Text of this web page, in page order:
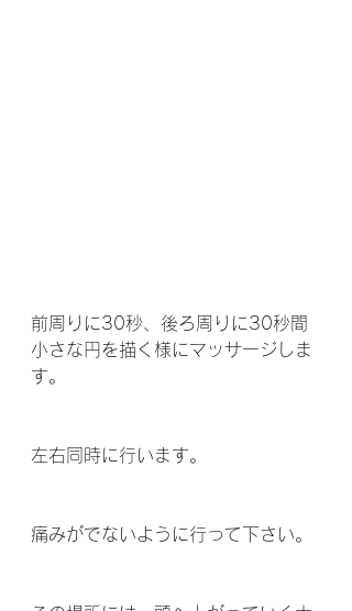
前周りに30秒、後ろ周りに30秒間
小さな円を描く様にマッサージしま
す。
左右同時に行います。
痛みがでないように行って下さい。